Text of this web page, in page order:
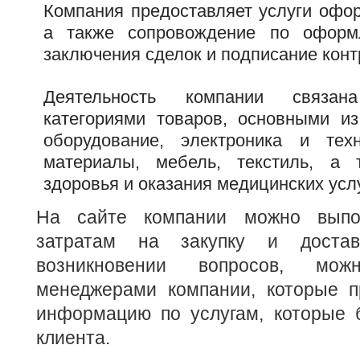
Компания предоставляет услуги
а также сопровождение по
заключения сделок и подписание
Деятельность компании
категориями товаров, основными
оборудование, электроника и
материалы, мебель, текстиль, а
здоровья и оказания медицинских
На сайте компании можно
затратам на закупку и
возникновении вопросов,
менеджерами компании, которые
информацию по услугам, которые
клиента.